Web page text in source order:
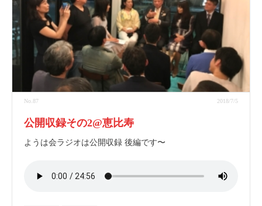
No.87 2018/7/5
公開収録その2@恵比寿
ようは会ラジオは公開収録 後編です〜